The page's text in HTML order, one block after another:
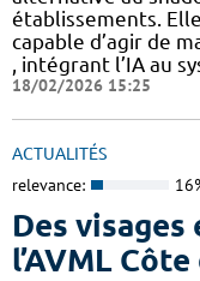
établissements. Elle
capable d’agir de
, intégrant l’IA au
18/02/2026 15:25
ACTUALITÉS
relevance:
Des
l’AVML Côte